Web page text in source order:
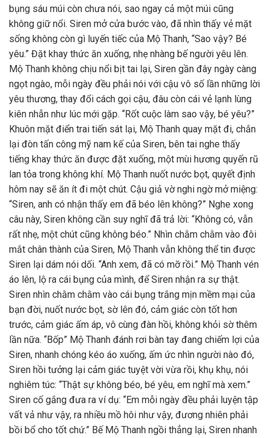
bụng sáu múi còn chưa nói, sao ngay cả một múi cũng
không giữ nổi. Siren mở cửa bước vào, đã nhìn thấy vẻ mặt
sống không còn gì luyến tiếc của Mộ Thanh, “Sao vậy? Bé
yêu.” Đặt khay thức ăn xuống, nhẹ nhàng bế người yêu lên.
Mộ Thanh không chịu nổi bịt tai lại, Siren gần đây ngày càng
ngọt ngào, mỗi ngày đều phải nói với cậu vô số lần những lời
yêu thương, thay đổi cách gọi cậu, đâu còn cái vẻ lạnh lùng
kiên nhẫn như lúc mới gặp. “Rốt cuộc làm sao vậy, bé yêu?”
Khuôn mặt điển trai tiến sát lại, Mộ Thanh quay mặt đi, chắn
lại đòn tấn công mỹ nam kế của Siren, bên tai nghe thấy
tiếng khay thức ăn được đặt xuống, một mùi hương quyến rũ
lan tỏa trong không khí. Mộ Thanh nuốt nước bọt, quyết định
hôm nay sẽ ăn ít đi một chút. Cậu giả vờ nghi ngờ mở miệng:
“Siren, anh có nhận thấy em đã béo lên không?” Nghe xong
câu này, Siren không cần suy nghĩ đã trả lời: “Không có, vẫn
rất nhẹ, một chút cũng không béo.” Nhìn chằm chằm vào đôi
mắt chân thành của Siren, Mộ Thanh vẫn không thể tin được
Siren lại dám nói dối. “Anh xem, đã có mỡ rồi.” Mộ Thanh vén
áo lên, lộ ra cái bụng của mình, để Siren nhận ra sự thật.
Siren nhìn chằm chằm vào cái bụng trắng mịn mềm mại của
bạn đời, nuốt nước bọt, sờ lên đó, cảm giác còn tốt hơn
trước, cảm giác ấm áp, vô cùng đàn hồi, không khỏi sờ thêm
lần nữa. “Bốp” Mộ Thanh đánh rơi bàn tay đang chiếm lợi của
Siren, nhanh chóng kéo áo xuống, ấm ức nhìn người nào đó,
Siren hồi tưởng lại cảm giác tuyệt vời vừa rồi, khụ khụ, nói
nghiêm túc: “Thật sự không béo, bé yêu, em nghĩ mà xem.”
Siren cố gắng đưa ra ví dụ: “Em mỗi ngày đều phải luyện tập
vất vả như vậy, ra nhiều mồ hôi như vậy, đương nhiên phải
bồi bổ cho tốt chứ.” Bế Mộ Thanh ngồi thẳng lại, Siren nhanh